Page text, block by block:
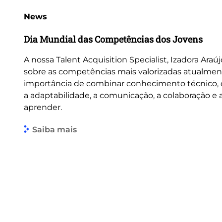
News
Dia Mundial das Competências dos Jovens
A nossa Talent Acquisition Specialist, Izadora
sobre as competências mais valorizadas
importância de combinar conhecimento
a adaptabilidade, a comunicação, a colaboração
aprender.
Saiba mais